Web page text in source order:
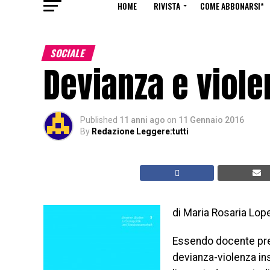
HOME RIVISTA COME ABBONARSI*
SOCIALE
Devianza e
Published 11 anni ago on 11 Gennaio 2016
By Redazione Leggere:tutti
di Maria Rosaria
Essendo docente
devianza-violenza